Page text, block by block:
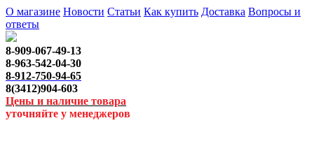
О магазине Новости Статьи Как купить Доставка Вопросы и
ответы
8-909-067-49-13
8-963-542-04-30
8-912-750-94-65
8(3412)904-603
Цены и наличие товара
уточняйте у менеджеров